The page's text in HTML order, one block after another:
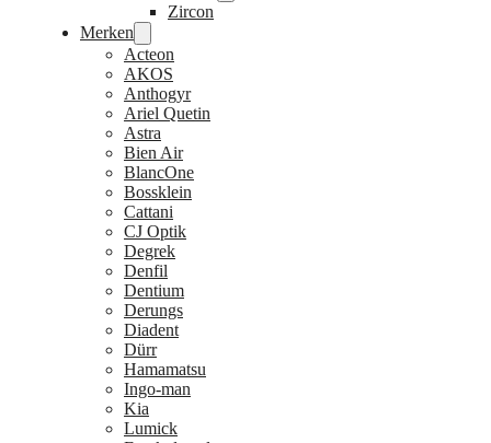
Zircon
Merken
Acteon
AKOS
Anthogyr
Ariel Quetin
Astra
Bien Air
BlancOne
Bossklein
Cattani
CJ Optik
Degrek
Denfil
Dentium
Derungs
Diadent
Dürr
Hamamatsu
Ingo-man
Kia
Lumick